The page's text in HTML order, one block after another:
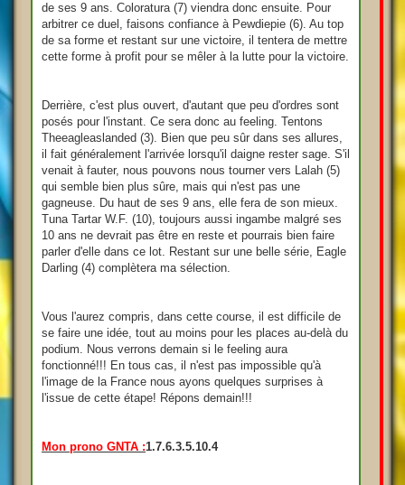
de ses 9 ans. Coloratura (7) viendra donc ensuite. Pour
arbitrer ce duel, faisons confiance à Pewdiepie (6). Au top
de sa forme et restant sur une victoire, il tentera de mettre
cette forme à profit pour se mêler à la lutte pour la victoire.
Derrière, c'est plus ouvert, d'autant que peu d'ordres sont
posés pour l'instant. Ce sera donc au feeling. Tentons
Theeagleaslanded (3). Bien que peu sûr dans ses allures,
il fait généralement l'arrivée lorsqu'il daigne rester sage. S'il
venait à fauter, nous pouvons nous tourner vers Lalah (5)
qui semble bien plus sûre, mais qui n'est pas une
gagneuse. Du haut de ses 9 ans, elle fera de son mieux.
Tuna Tartar W.F. (10), toujours aussi ingambe malgré ses
10 ans ne devrait pas être en reste et pourrais bien faire
parler d'elle dans ce lot. Restant sur une belle série, Eagle
Darling (4) complètera ma sélection.
Vous l'aurez compris, dans cette course, il est difficile de
se faire une idée, tout au moins pour les places au-delà du
podium. Nous verrons demain si le feeling aura
fonctionné!!! En tous cas, il n'est pas impossible qu'à
l'image de la France nous ayons quelques surprises à
l'issue de cette étape! Répons demain!!!
Mon prono GNTA :1.7.6.3.5.10.4